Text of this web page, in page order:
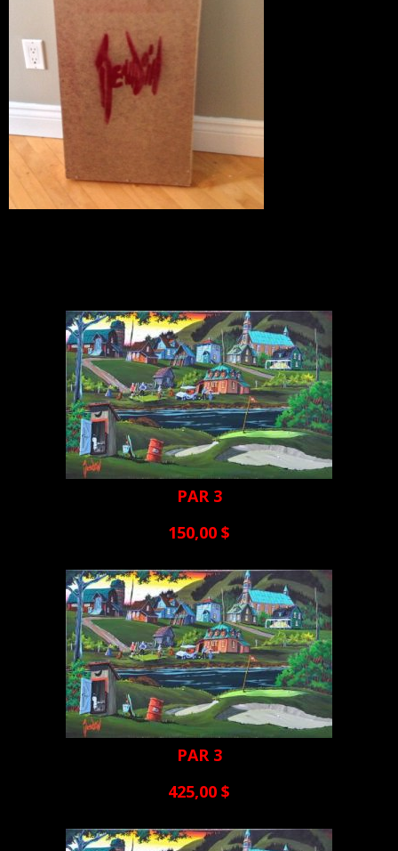
PAR 3
150,00 $
PAR 3
425,00 $